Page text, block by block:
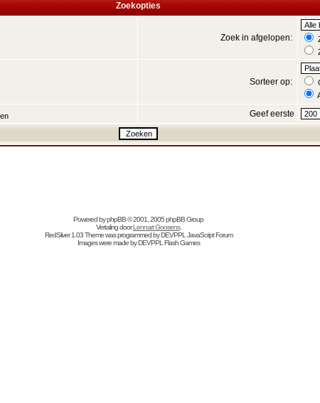
Zoekopties
Zoek in afgelopen:
Sorteer op:
Geef eerste
Powered byphpBB© 2001, 2005 phpBB Group
Vertaling doorLennart Goosens.
RedSilver 1.03 Theme was programmed byDEVPPL JavaScript Forum
Images were made byDEVPPL Flash Games